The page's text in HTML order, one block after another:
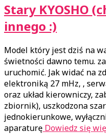
Stary KYOSHO
innego :)
Model który jest dziś na
świetności dawno temu.
uruchomić. Jak widać na
elektroniką 27 mHz, ,
oraz układ kierowniczy,
zbiornik), uszkodzona
jednokierunkowe,
aparaturę Dowiedz się